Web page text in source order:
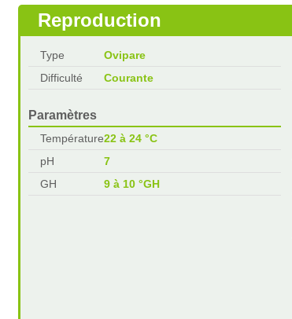
Reproduction
Type
Ovipare
Difficulté
Courante
Paramètres
Température22 à 24 °C
pH
7
GH
9 à 10 °GH